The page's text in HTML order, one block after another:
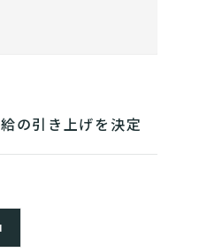
の引き上げを決定